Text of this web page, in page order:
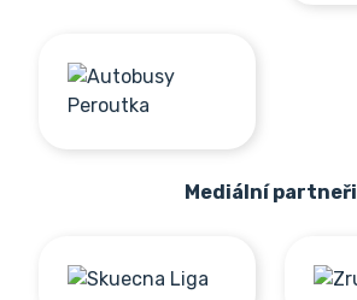
Mediální partneři